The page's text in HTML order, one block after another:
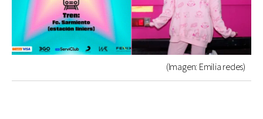
(Imagen: Emilia redes)